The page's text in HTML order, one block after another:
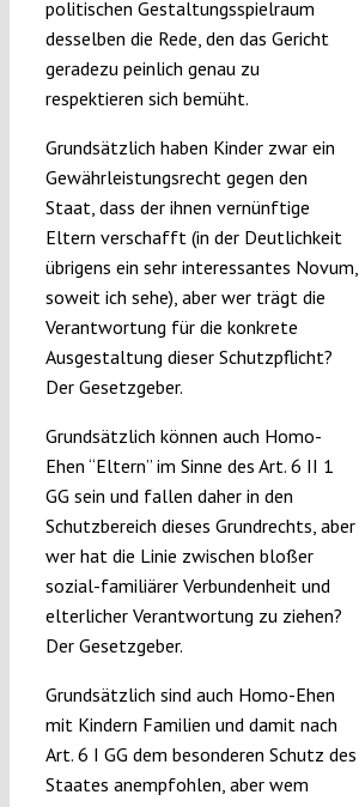
politischen Gestaltungsspielraum
desselben die Rede, den das Gericht
geradezu peinlich genau zu
respektieren sich bemüht.
Grundsätzlich haben Kinder zwar ein
Gewährleistungsrecht gegen den
Staat, dass der ihnen vernünftige
Eltern verschafft (in der Deutlichkeit
übrigens ein sehr interessantes Novum,
soweit ich sehe), aber wer trägt die
Verantwortung für die konkrete
Ausgestaltung dieser Schutzpflicht?
Der Gesetzgeber.
Grundsätzlich können auch Homo-
Ehen “Eltern” im Sinne des Art. 6 II 1
GG sein und fallen daher in den
Schutzbereich dieses Grundrechts, aber
wer hat die Linie zwischen bloßer
sozial-familiärer Verbundenheit und
elterlicher Verantwortung zu ziehen?
Der Gesetzgeber.
Grundsätzlich sind auch Homo-Ehen
mit Kindern Familien und damit nach
Art. 6 I GG dem besonderen Schutz des
Staates anempfohlen, aber wem